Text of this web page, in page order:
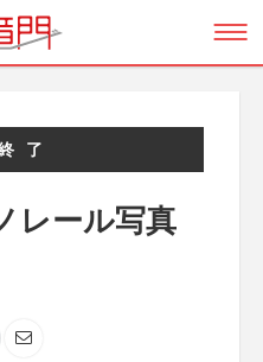
了
レール写真